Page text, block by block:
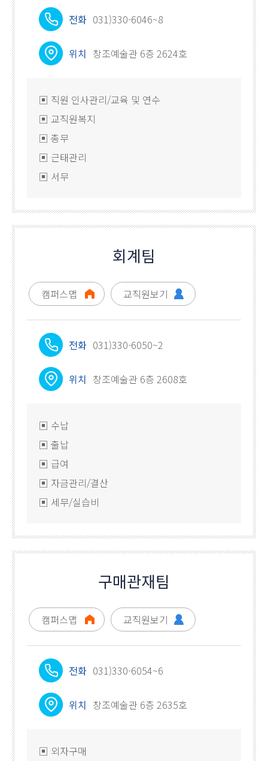
전화 031)330-6046~8
위치 창조예술관 6층 2624호
▣ 직원 인사관리/교육 및 연수
▣ 교직원복지
▣ 총무
▣ 근태관리
▣ 서무
회계팀
캠퍼스맵 교직원보기
전화 031)330-6050~2
위치 창조예술관 6층 2608호
▣ 수납
▣ 출납
▣ 급여
▣ 자금관리/결산
▣ 세무/실습비
구매관재팀
캠퍼스맵 교직원보기
전화 031)330-6054~6
위치 창조예술관 6층 2635호
▣ 외자구매